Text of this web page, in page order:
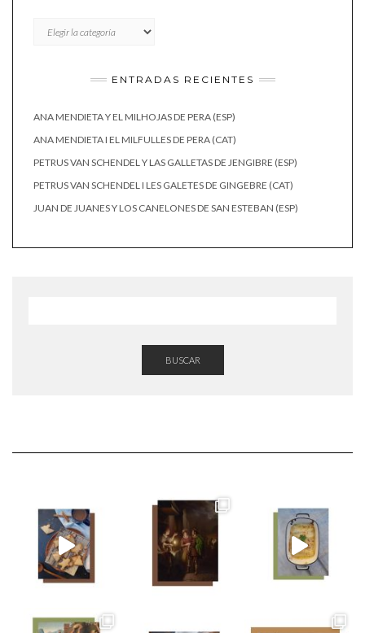
ENTRADAS RECIENTES
ANA MENDIETA Y EL MILHOJAS DE PERA (ESP)
ANA MENDIETA I EL MILFULLES DE PERA (CAT)
PETRUS VAN SCHENDEL Y LAS GALLETAS DE JENGIBRE (ESP)
PETRUS VAN SCHENDEL I LES GALETES DE GINGEBRE (CAT)
JUAN DE JUANES Y LOS CANELONES DE SAN ESTEBAN (ESP)
BUSCAR